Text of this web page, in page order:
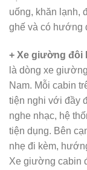
uống, khăn lạnh,
ghế và có hướng
+ Xe giường đôi
là dòng xe
Nam. Mỗi cabin
tiện nghi với đầy
nghe nhạc, hệ
tiện dụng. Bên
nhẹ đi kèm,
Xe giường cabin